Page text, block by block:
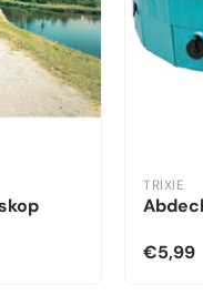
TRIXIE
€5,99